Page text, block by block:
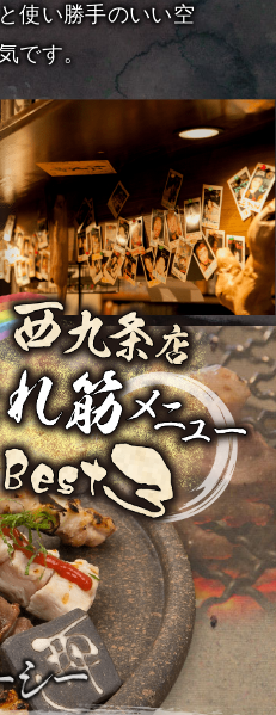
使い勝手のいい空
です。